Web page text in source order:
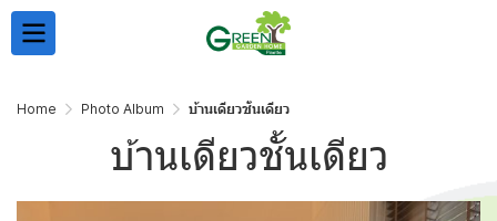
Home Photo Album บ้านเดียวชั้นเดียว
บ้านเดียวชั้นเดียว